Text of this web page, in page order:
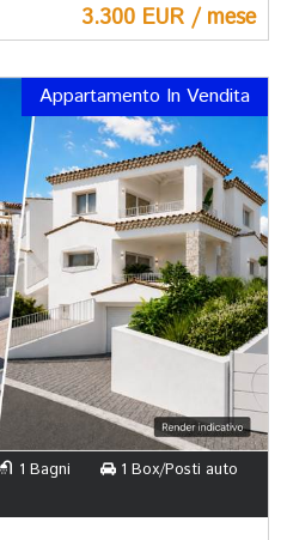
3.300 EUR / mese
Appartamento In Vendita
1 Bagni 1 Box/Posti auto